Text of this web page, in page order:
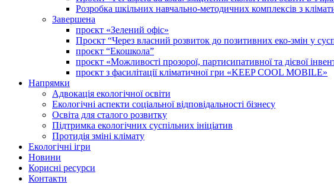
Розробка шкільних навчально-методичних комплексів з
Завершена
проєкт «Зелений офіс»
Проєкт “Через власний розвиток до позитивних еко-змін у
проєкт “Екошкола”
проєкт «Можливості прозорої, партисипативної та дієвої
проєкт з фасилітації кліматичної гри «KEEP COOL MOBILE»
Напрямки
Адвокація екологічної освіти
Екологічні аспекти соціальної відповідальності бізнесу
Освіта для сталого розвитку
Підтримка екологічних суспільних ініціатив
Протидія зміні клімату
Екологічні ігри
Новини
Корисні ресурси
Контакти